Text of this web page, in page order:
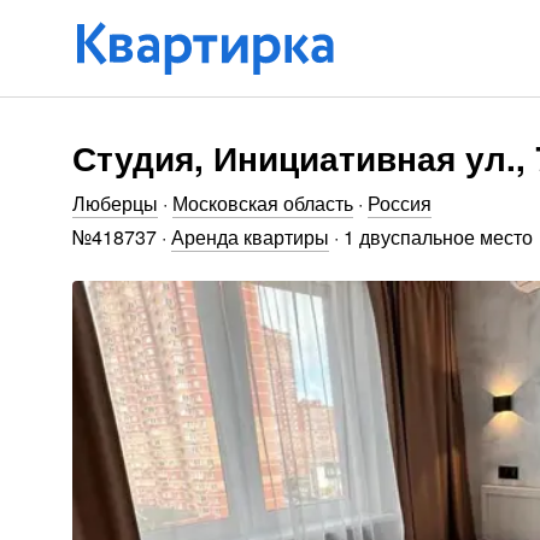
Студия, Инициативная ул.,
Люберцы · Московская область · Россия
№418737 · Аренда квартиры · 1 двуспальное место